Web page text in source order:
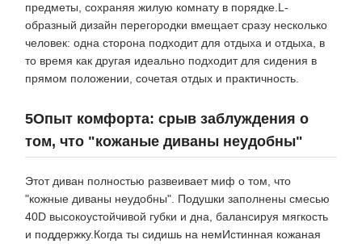
предметы, сохраняя жилую комнату в порядке.L-
образный дизайн перегородки вмещает сразу несколько
человек: одна сторона подходит для отдыха и отдыха, в
то время как другая идеально подходит для сидения в
прямом положении, сочетая отдых и практичность.
5Опыт комфорта: срыв заблуждения о
том, что "кожаные диваны неудобны"
Этот диван полностью развеивает миф о том, что
"кожные диваны неудобны". Подушки заполнены смесью
40D высокоустойчивой губки и дна, балансируя мягкость
и поддержку.Когда ты сидишь на немИстинная кожаная